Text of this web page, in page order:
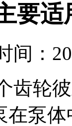
要适
间：
齿轮
在泵